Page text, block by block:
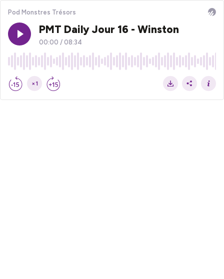
Pod Monstres Trésors
PMT Daily Jour 16 - Winston
00:00 / 08:34
×1